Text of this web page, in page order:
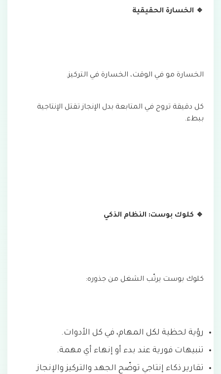
🔹 الخسارة الحقيقية
الخسارة مو في الوقت، الخسارة في التركيز.
كل دقيقة تروح في المتابعة بدل الإنجاز تقتل الإنتاجية
ببطء.
🔹 كلوك بوست: النظام الذكي
كلوك بوست يرتّب الشغل من جذوره:
رؤية لحظية لكل المهام، في كل الأدوات.
تنبيهات فورية عند بدء أو إنهاء أي مهمة.
تقارير ذكاء إنتاجي توضّح الجهد والتركيز والإنجاز